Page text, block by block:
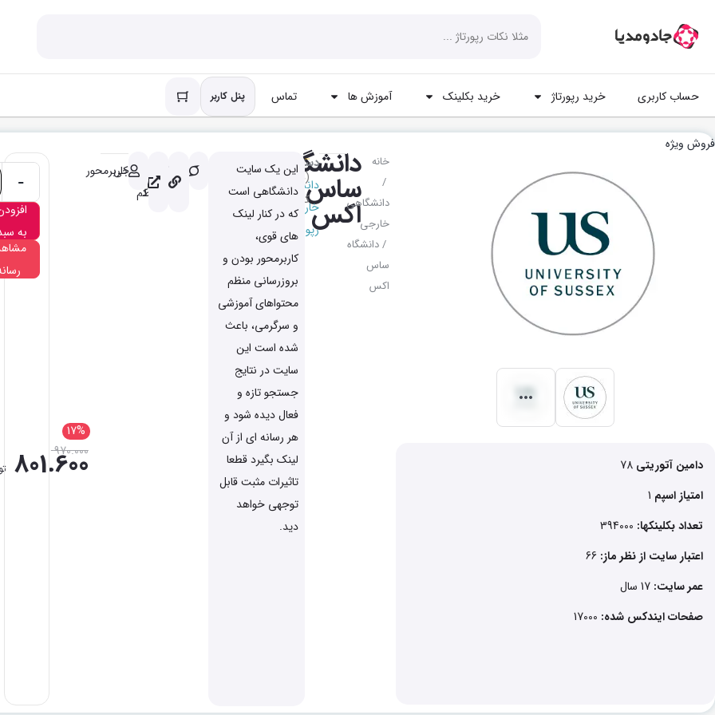
حساب کاربری خرید رپورتاژ خرید بکلینک آموزش ها تماس پنل کاربر
فروش ویژه
دامین آتوریتی 78
امتیاز اسپم
تعداد بکلینکها:
اعتبار سایت از نظر ماز:
عمر سایت:
صفحات ایندکس شده:
دانشگاه
ساس
اکس
خانه
/
دانشگاهی
خارجی
/ دانشگاه
ساس
اکس
دسته
دانشگاهی
خارجی
رپورتاژ
(دیدگاه
کاربر1
)
این یک سایت
دانشگاهی است
که در کنار لینک
های قوی،
کاربرمحور بودن و
بروزرسانی منظم
محتواهای آموزشی
و سرگرمی، باعث
شده است این
سایت در نتایج
جستجو تازه و
فعال دیده شود و
هر رسانه ای از آن
لینک بگیرد قطعا
تاثیرات مثبت قابل
توجهی خواهد
دید.
مرتبط
خروجی
کم
کاربرمحور
17%
970.000
801.600
-
به